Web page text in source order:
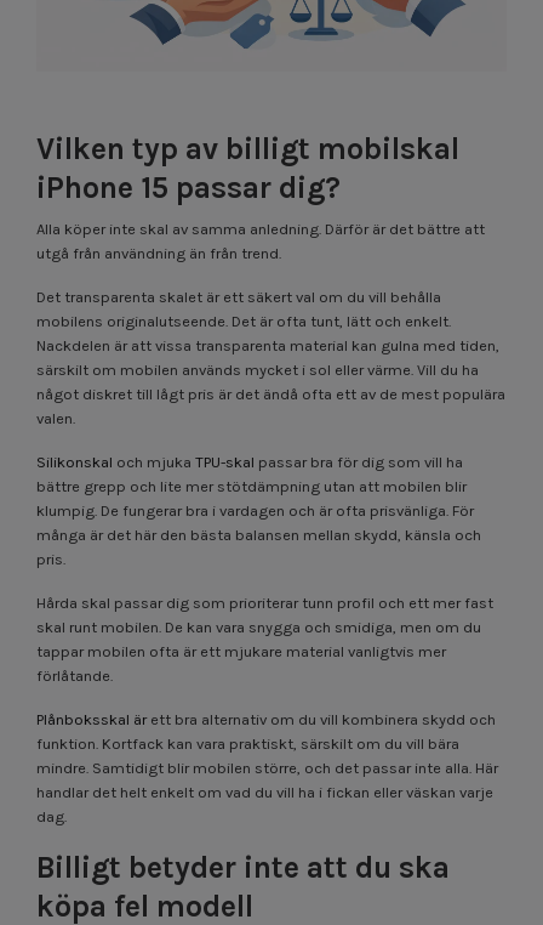
Vilken typ av billigt mobilskal
iPhone 15 passar dig?
Alla köper inte skal av samma anledning. Därför är det bättre att
utgå från användning än från trend.
Det transparenta skalet är ett säkert val om du vill behålla
mobilens originalutseende. Det är ofta tunt, lätt och enkelt.
Nackdelen är att vissa transparenta material kan gulna med tiden,
särskilt om mobilen används mycket i sol eller värme. Vill du ha
något diskret till lågt pris är det ändå ofta ett av de mest populära
valen.
Silikonskal och mjuka TPU-skal passar bra för dig som vill ha
bättre grepp och lite mer stötdämpning utan att mobilen blir
klumpig. De fungerar bra i vardagen och är ofta prisvänliga. För
många är det här den bästa balansen mellan skydd, känsla och
pris.
Hårda skal passar dig som prioriterar tunn profil och ett mer fast
skal runt mobilen. De kan vara snygga och smidiga, men om du
tappar mobilen ofta är ett mjukare material vanligtvis mer
förlåtande.
Plånboksskal ärett bra alternativ om du vill kombinera skydd och
funktion. Kortfack kan vara praktiskt, särskilt om du vill bära
mindre. Samtidigt blir mobilen större, och det passar inte alla. Här
handlar det helt enkelt om vad du vill ha i fickan eller väskan varje
dag.
Billigt betyder inte att du ska
köpa fel modell